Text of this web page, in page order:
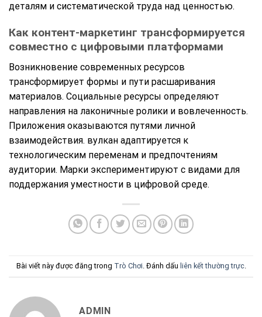
деталям и систематической труда над ценностью.
Как контент-маркетинг трансформируется
совместно с цифровыми платформами
Возникновение современных ресурсов
трансформирует формы и пути расшаривания
материалов. Социальные ресурсы определяют
направления на лаконичные ролики и вовлеченность.
Приложения оказываются путями личной
взаимодействия. вулкан адаптируется к
технологическим переменам и предпочтениям
аудитории. Марки экспериментируют с видами для
поддержания уместности в цифровой среде.
Bài viết này được đăng trong Trò Chơi . Đánh dấu liên kết thường trực.
ADMIN